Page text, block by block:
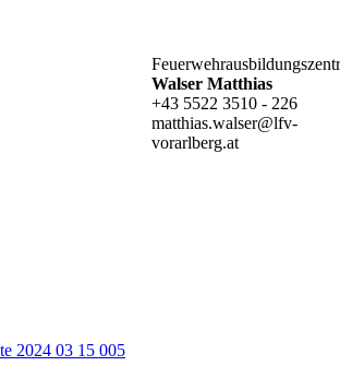
Walser Matthias
+43 5522 3510 - 226
matthias.walser@lfv-
vorarlberg.at